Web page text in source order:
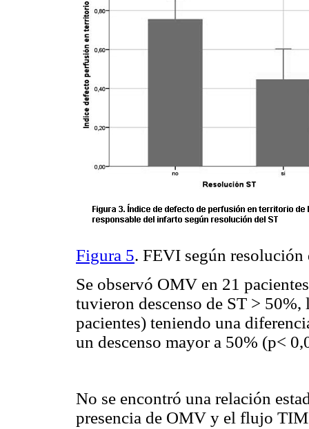
Figura 5. FEVI según resolución
Se observó OMV en 21
tuvieron descenso de ST >
pacientes) teniendo una
un descenso mayor a 50% (p<
No se encontró una relación
presencia de OMV y el flujo